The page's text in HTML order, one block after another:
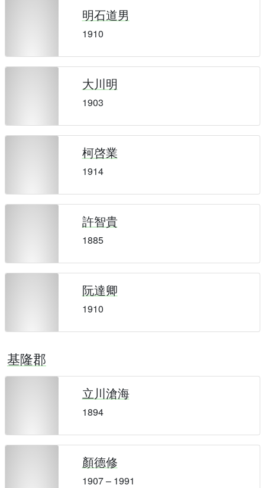
明石道男
1910
大川明
1903
柯啓業
1914
許智貴
1885
阮達卿
1910
基隆郡
立川滄海
1894
顏德修
1907 – 1991